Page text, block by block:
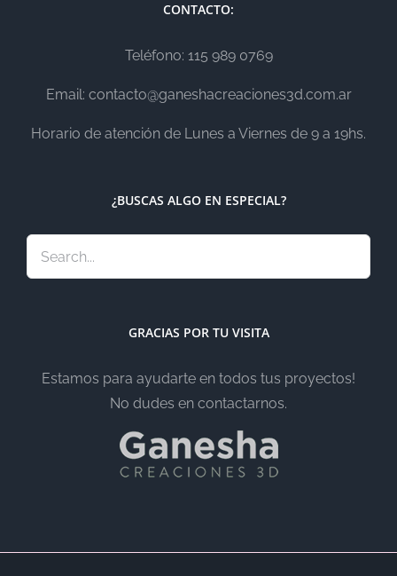
CONTACTO:
Teléfono: 115 989 0769
Email: contacto@ganeshacreaciones3d.com.ar
Horario de atención de Lunes a Viernes de 9 a 19hs.
¿BUSCAS ALGO EN ESPECIAL?
GRACIAS POR TU VISITA
Estamos para ayudarte en todos tus proyectos!
No dudes en contactarnos.